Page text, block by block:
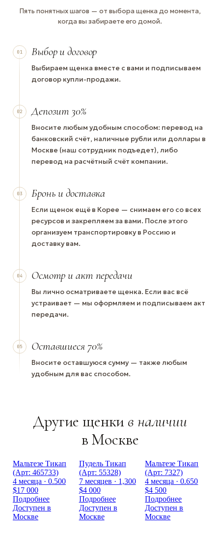
Пять понятных шагов — от выбора щенка до момента,
когда вы забираете его домой.
01 Выбор и договор
Выбираем щенка вместе с вами и подписываем
договор купли-продажи.
02 Депозит 30%
Вносите любым удобным способом: перевод на
банковский счёт, наличные рубли или доллары в
Москве (наш сотрудник подъедет), либо
перевод на расчётный счёт компании.
03 Бронь и доставка
Если щенок ещё в Корее — снимаем его со всех
ресурсов и закрепляем за вами. После этого
организуем транспортировку в Россию и
доставку вам.
04 Осмотр и акт передачи
Вы лично осматриваете щенка. Если вас всё
устраивает — мы оформляем и подписываем акт
передачи.
05 Оставшиеся 70%
Вносите оставшуюся сумму — также любым
удобным для вас способом.
Другие щенки в наличии
в Москве
Мальтезе Тикап
(Арт: 465733)
4 месяца · 0.500
$17 000
Подробнее
Доступен в
Москве
Пудель Тикап
(Арт: 55328)
7 месяцев · 1,300
$4 000
Подробнее
Доступен в
Москве
Мальтезе Тикап
(Арт: 7327)
4 месяца · 0.650
$4 500
Подробнее
Доступен в
Москве